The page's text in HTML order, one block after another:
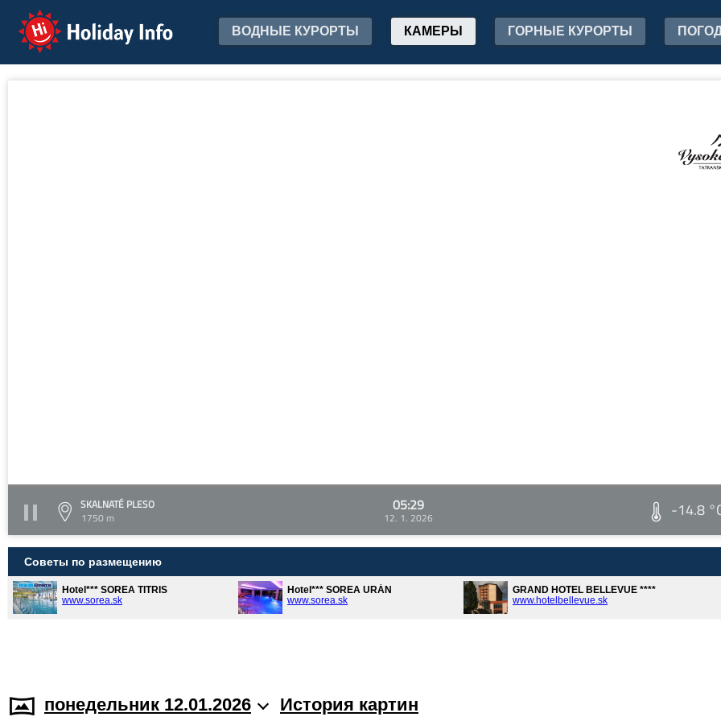
Holiday Info ВОДНЫЕ КУРОРТЫ КАМЕРЫ ГОРНЫЕ КУРОРТЫ
SKALNATÉ PLESO
1750 m
05:29
12. 1. 2026 -14.8
Советы по размещению
Hotel*** SOREA TITRIS
www.sorea.sk
Hotel*** SOREA URÁN
www.sorea.sk
GRAND HOTEL BELLEVUE ****
www.hotelbellevue.sk
понедельник 12.01.2026 История картин